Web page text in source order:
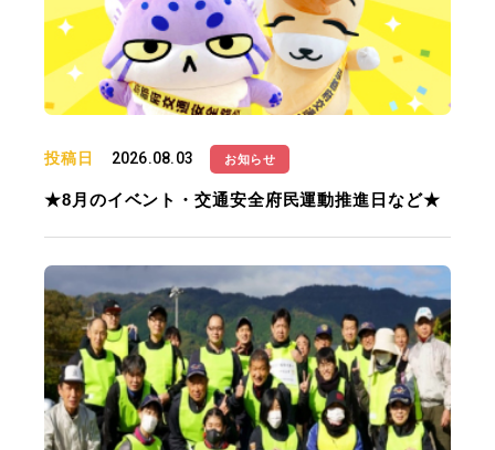
投稿日 2026.08.03 お知らせ
★8月のイベント・交通安全府民運動推進日など★